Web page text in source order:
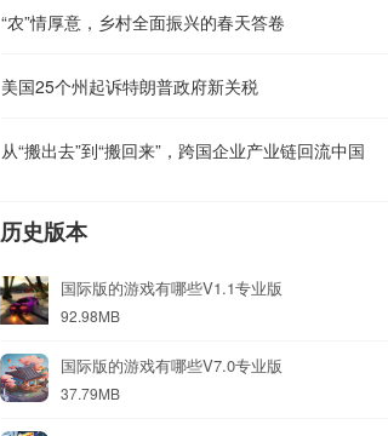
“农”情厚意，乡村全面振兴的春天答卷
美国25个州起诉特朗普政府新关税
从“搬出去”到“搬回来”，跨国企业产业链回流中国
历史版本
国际版的游戏有哪些V1.1专业版
92.98MB
国际版的游戏有哪些V7.0专业版
37.79MB